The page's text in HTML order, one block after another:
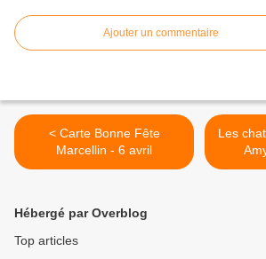
Ajouter un commentaire
< Carte Bonne Fête
Marcellin - 6 avril
Les
Hébergé par Overblog
Top articles